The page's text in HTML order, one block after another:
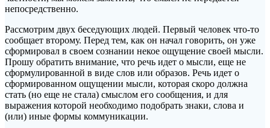
непосредственно.
Рассмотрим двух беседующих людей. Первый человек что-то
сообщает второму. Перед тем, как он начал говорить, он уже
сформировал в своем сознании некое ощущение своей мысли.
Прошу обратить внимание, что речь идет о мысли, еще не
сформулированной в виде слов или образов. Речь идет о
сформированном ощущении мысли, которая скоро должна
стать (но еще не стала) смыслом его сообщения, и для
выражения которой необходимо подобрать знаки, слова и
(или) иные формы коммуникации.